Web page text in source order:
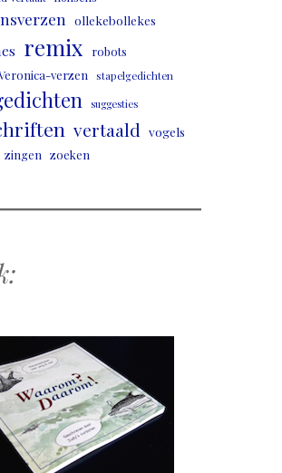
ollekebollekes
remix
robots
verzen stapelgedichten
suggesties
vertaald vogels
zingen zoeken